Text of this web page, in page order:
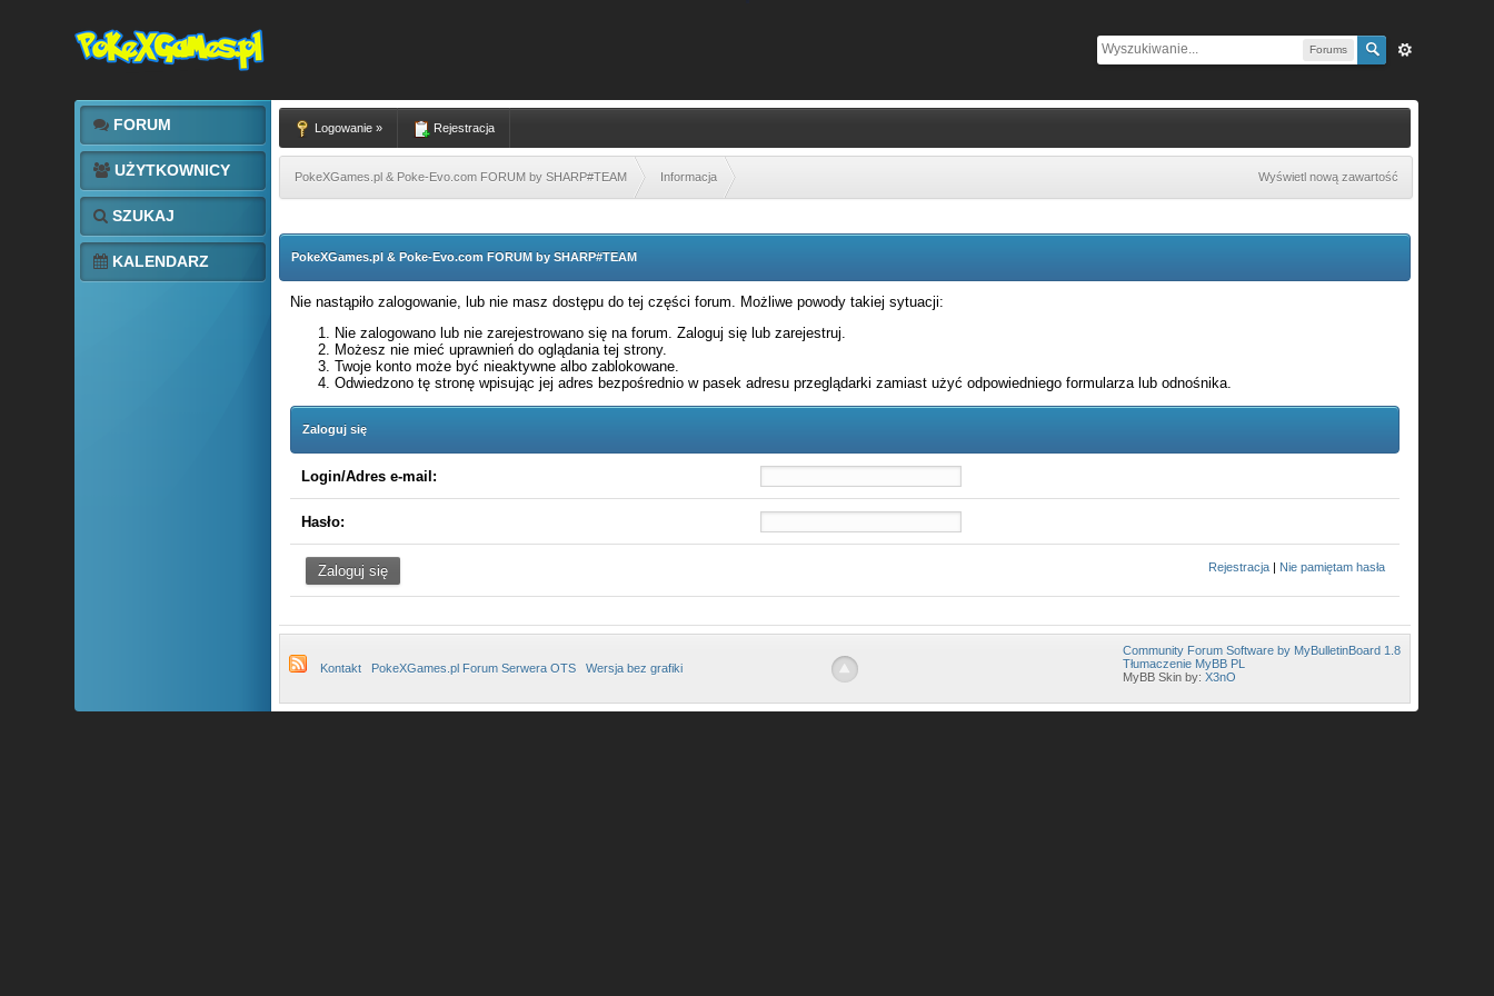
Forums
FORUM
UŻYTKOWNICY
SZUKAJ
KALENDARZ
Logowanie » Rejestracja
PokeXGames.pl & Poke-Evo.com FORUM by SHARP#TEAM Informacja Wyświetl nową zawartość
PokeXGames.pl & Poke-Evo.com FORUM by SHARP#TEAM
Nie nastąpiło zalogowanie, lub nie masz dostępu do tej części forum. Możliwe powody takiej sytuacji:
Nie zalogowano lub nie zarejestrowano się na forum. Zaloguj się lub zarejestruj.
Możesz nie mieć uprawnień do oglądania tej strony.
Twoje konto może być nieaktywne albo zablokowane.
Odwiedzono tę stronę wpisując jej adres bezpośrednio w pasek adresu przeglądarki zamiast użyć odpowiedniego formularza lub odnośnika.
Zaloguj się
Login/Adres e-mail:
Hasło:
Rejestracja | Nie pamiętam hasła
Kontakt PokeXGames.pl Forum Serwera OTS Wersja bez grafiki
Community Forum Software by MyBulletinBoard 1.8
Tłumaczenie MyBB PL
MyBB Skin by:X3nO